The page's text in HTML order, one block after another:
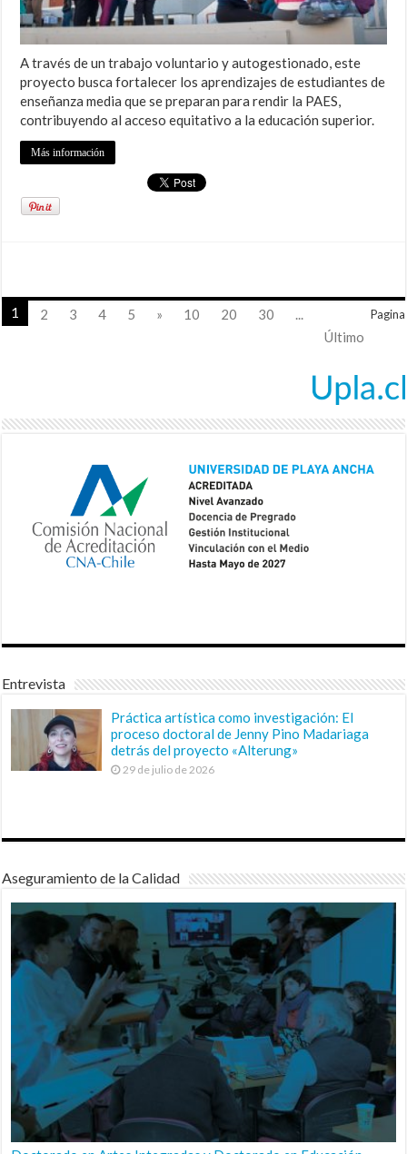
A través de un trabajo voluntario y autogestionado, este
proyecto busca fortalecer los aprendizajes de estudiantes de
enseñanza media que se preparan para rendir la PAES,
contribuyendo al acceso equitativo a la educación superior.
Más información
Pagina
1 2 3 4 5 » 10 20 30
...
Último
Entrevista
Práctica artística como investigación: El
proceso doctoral de Jenny Pino Madariaga
detrás del proyecto «Alterung»
29 de julio de 2026
Aseguramiento de la Calidad